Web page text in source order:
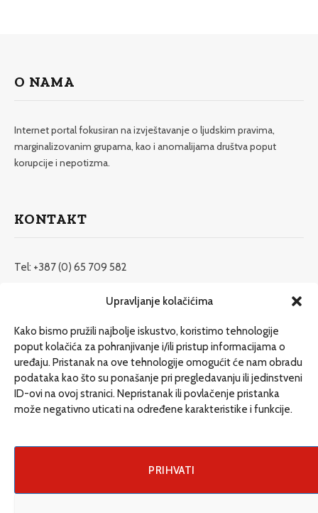
Upravljanje kolačićima
Kako bismo pružili najbolje iskustvo, koristimo tehnologije
poput kolačića za pohranjivanje i/ili pristup informacijama o
uređaju. Pristanak na ove tehnologije omogućit će nam obradu
podataka kao što su ponašanje pri pregledavanju ili jedinstveni
ID-ovi na ovoj stranici. Nepristanak ili povlačenje pristanka
može negativno uticati na određene karakteristike i funkcije.
PRIHVATI
O NAMA
Internet portal fokusiran na izvještavanje o ljudskim pravima,
marginalizovanim grupama, kao i anomalijama društva poput
korupcije i nepotizma.
KONTAKT
Tel: +387 (0) 65 709 582
redakcija@etrafika.net
Dosije
Drugi pišu
Društvo